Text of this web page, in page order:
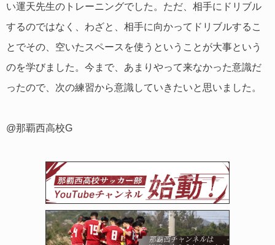
い運天先生のトレーニングでした。ただ、相手にドリブル
するのではなく、わざと、相手に向かってドリブルするこ
とでその、空いたスペースを使うということが大事という
のを学びました。今まで、あまりやって来なかった意識だ
ったので、次の練習から意識していきたいと思いました。
@那覇西高校G